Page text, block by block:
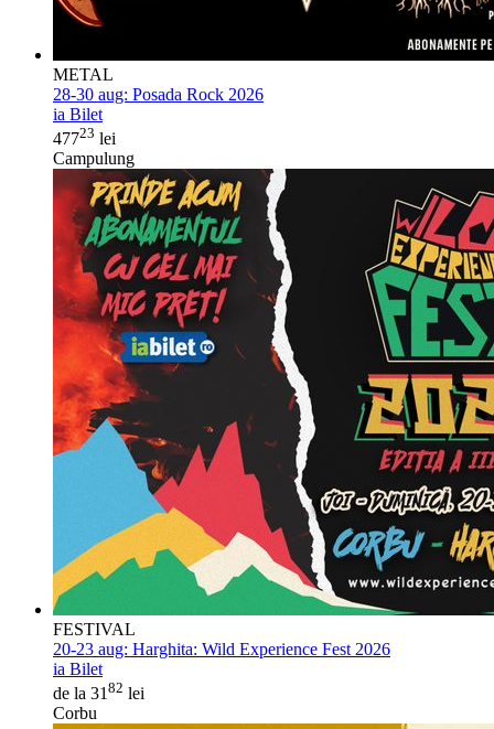
METAL
28-30 aug: Posada Rock 2026
ia Bilet
47723 lei
Campulung
FESTIVAL
20-23 aug: Harghita: Wild Experience Fest 2026
ia Bilet
de la 31 82 lei
Corbu